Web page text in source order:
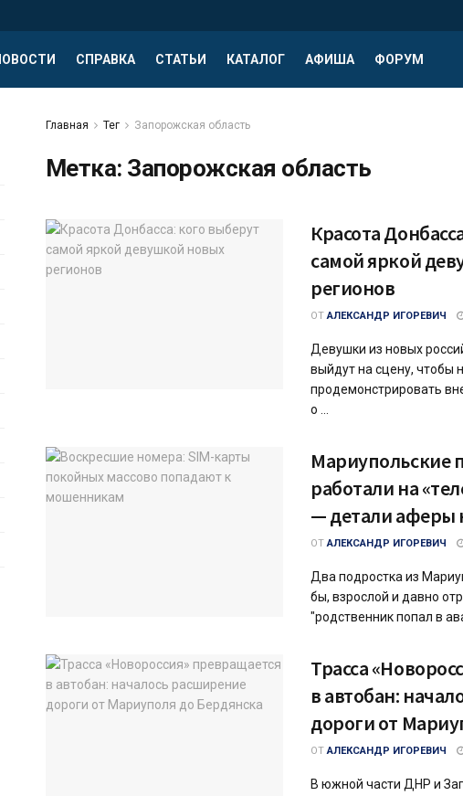
СПРАВКА СТАТЬИ КАТАЛОГ АФИША ФОРУМ
Главная Тег Запорожская область
Метка: Запорожская область
Красота
самой яркой
регионов
ОТ АЛЕКСАНДР ИГОРЕВИЧ
Девушки из новых
выйдут на сцену, чтобы
продемонстрировать
о ...
Мариупольские
работали на
— детали аферы
ОТ АЛЕКСАНДР ИГОРЕВИЧ
Два подростка из
бы, взрослой и давно
"родственник попал в
Трасса
в автобан:
дороги от
ОТ АЛЕКСАНДР ИГОРЕВИЧ
В южной части ДНР и